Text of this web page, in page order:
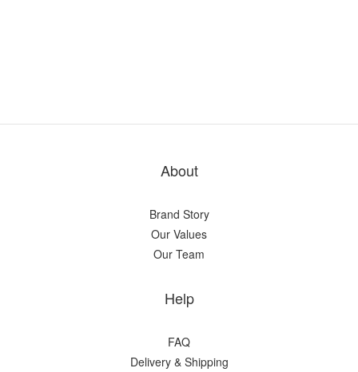
About
Brand Story
Our Values
Our Team
Help
FAQ
Delivery & Shipping